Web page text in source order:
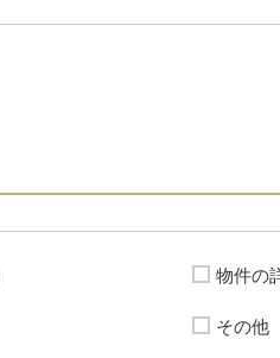
物件の
その他